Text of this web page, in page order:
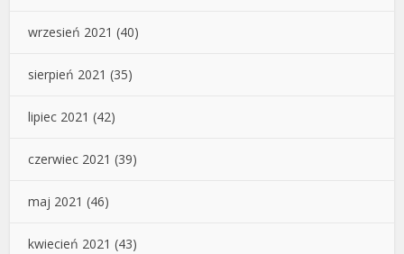
wrzesień 2021 (40)
sierpień 2021 (35)
lipiec 2021 (42)
czerwiec 2021 (39)
maj 2021 (46)
kwiecień 2021 (43)